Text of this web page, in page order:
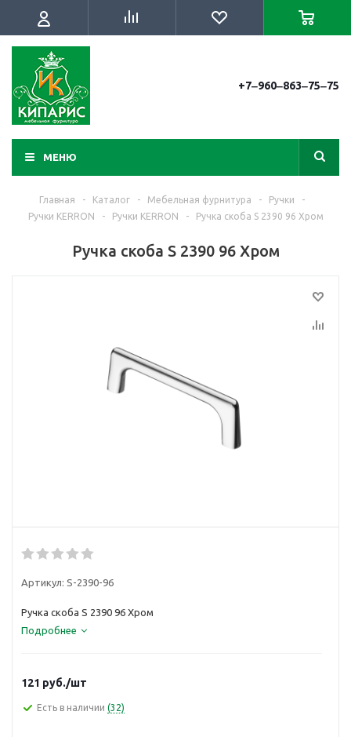
+7‒960‒863‒75‒75
МЕНЮ
Главная - Каталог - Мебельная фурнитура - Ручки
-
Ручки KERRON
- Ручки KERRON - Ручка скоба S 2390 96 Хром
Ручка скоба S 2390 96 Хром
Артикул: S-2390-96
Ручка скоба S 2390 96 Хром
Подробнее
121 руб./шт
Есть в наличии (32)